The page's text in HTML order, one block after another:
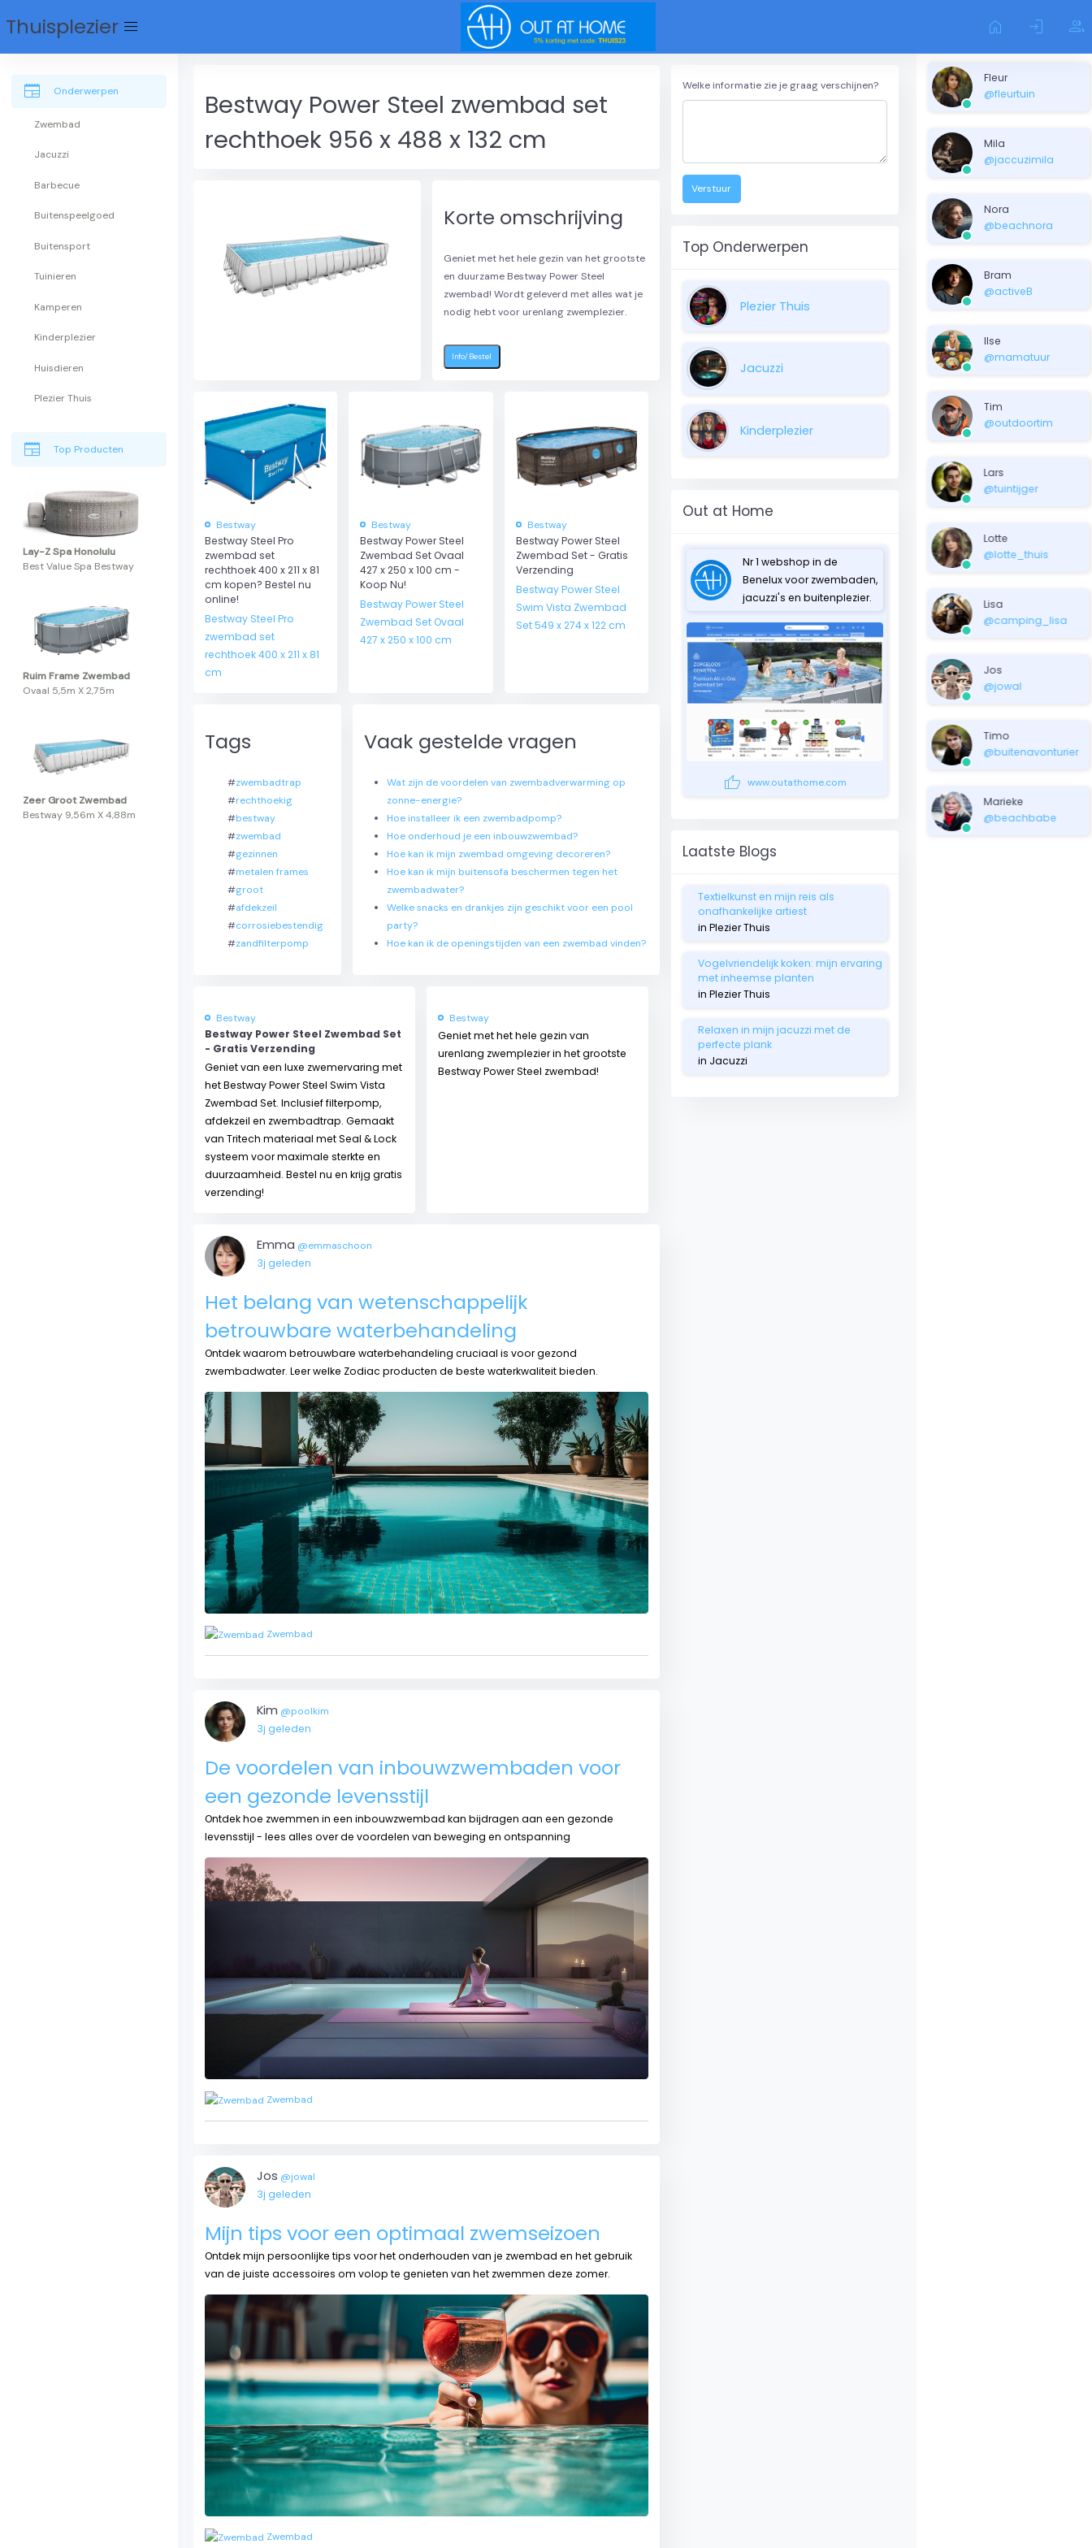
Thuisplezier menu home login group
newspaper Onderwerpen
Zwembad
Jacuzzi
Barbecue
Buitenspeelgoed
Buitensport
Tuinieren
Kamperen
Kinderplezier
Huisdieren
Plezier Thuis
newspaper Top Producten
Lay-Z Spa Honolulu
Best Value Spa Bestway
Ruim Frame Zwembad
Ovaal 5,5m X 2,75m
Zeer Groot Zwembad
Bestway 9,56m X 4,88m
Bestway Power Steel zwembad set
rechthoek 956 x 488 x 132 cm
Korte omschrijving
Geniet met het hele gezin van het grootste
en duurzame Bestway Power Steel
zwembad! Wordt geleverd met alles wat je
nodig hebt voor urenlang zwemplezier.
Info/Bestel
Bestway
Bestway Steel Pro
zwembad set
rechthoek 400 x 211 x 81
cm kopen? Bestel nu
online!
Bestway Steel Pro
zwembad set
rechthoek 400 x 211 x 81
cm
Bestway
Bestway Power Steel
Zwembad Set Ovaal
427 x 250 x 100 cm -
Koop Nu!
Bestway Power Steel
Zwembad Set Ovaal
427 x 250 x 100 cm
Bestway
Bestway Power Steel
Zwembad Set - Gratis
Verzending
Bestway Power Steel
Swim Vista Zwembad
Set 549 x 274 x 122 cm
Tags
#zwembadtrap
#rechthoekig
#bestway
#zwembad
#gezinnen
#metalen frames
#groot
#afdekzeil
#corrosiebestendig
#zandfilterpomp
Vaak gestelde vragen
Wat zijn de voordelen van zwembadverwarming op
zonne-energie?
Hoe installeer ik een zwembadpomp?
Hoe onderhoud je een inbouwzwembad?
Hoe kan ik mijn zwembad omgeving decoreren?
Hoe kan ik mijn buitensofa beschermen tegen het
zwembadwater?
Welke snacks en drankjes zijn geschikt voor een pool
party?
Hoe kan ik de openingstijden van een zwembad vinden?
Bestway
Bestway Power Steel Zwembad Set
- Gratis Verzending
Geniet van een luxe zwemervaring met
het Bestway Power Steel Swim Vista
Zwembad Set. Inclusief filterpomp,
afdekzeil en zwembadtrap. Gemaakt
van Tritech materiaal met Seal & Lock
systeem voor maximale sterkte en
duurzaamheid. Bestel nu en krijg gratis
verzending!
Bestway
Geniet met het hele gezin van
urenlang zwemplezier in het grootste
Bestway Power Steel zwembad!
Emma @emmaschoon
3j geleden
Het belang van wetenschappelijk
betrouwbare waterbehandeling
Ontdek waarom betrouwbare waterbehandeling cruciaal is voor gezond
zwembadwater. Leer welke Zodiac producten de beste waterkwaliteit bieden.
Zwembad
Kim @poolkim
3j geleden
De voordelen van inbouwzwembaden voor
een gezonde levensstijl
Ontdek hoe zwemmen in een inbouwzwembad kan bijdragen aan een gezonde
levensstijl - lees alles over de voordelen van beweging en ontspanning
Zwembad
Jos @jowal
3j geleden
Mijn tips voor een optimaal zwemseizoen
Ontdek mijn persoonlijke tips voor het onderhouden van je zwembad en het gebruik
van de juiste accessoires om volop te genieten van het zwemmen deze zomer.
Zwembad
Welke informatie zie je graag verschijnen?
Verstuur
Top Onderwerpen
Plezier Thuis
Jacuzzi
Kinderplezier
Out at Home
Nr 1 webshop in de
Benelux voor zwembaden,
jacuzzi's en buitenplezier.
thumb_up www.outathome.com
Laatste Blogs
Textielkunst en mijn reis als
onafhankelijke artiest
in Plezier Thuis
Vogelvriendelijk koken: mijn ervaring
met inheemse planten
in Plezier Thuis
Relaxen in mijn jacuzzi met de
perfecte plank
in Jacuzzi
Fleur
@fleurtuin
Mila
@jaccuzimila
Nora
@beachnora
Bram
@activeB
Ilse
@mamatuur
Tim
@outdoortim
Lars
@tuintijger
Lotte
@lotte_thuis
Lisa
@camping_lisa
Jos
@jowal
Timo
@buitenavonturier
Marieke
@beachbabe